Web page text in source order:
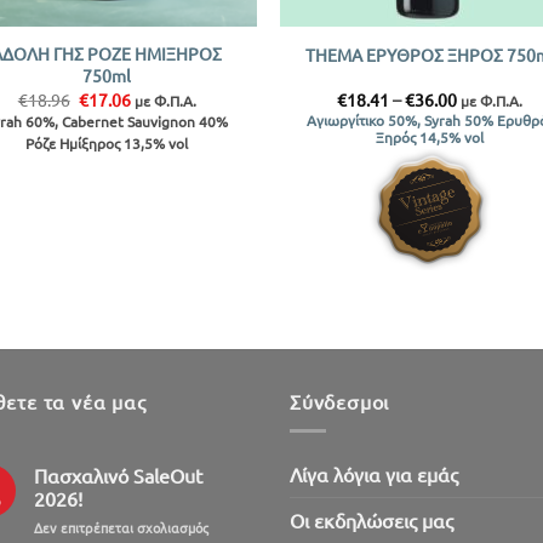
ΓΗΣ ΡΟΖΕ ΗΜΙΞΗΡΟΣ
750ml
€18.96 Original
price
was:
€18.96.
€17.06Η
τρέχουσα
τιμή
είναι:
με Φ.Π.Α.
60%, Cabernet Sauvignon 40%
Ρόζε Ημίξηρος 13,5% vol
THEMA ΕΡΥΘΡΟΣ ΞΗΡΟΣ
€18.41 –€36.00Price
range:
€18.41
through
€36.00
με Φ.Π.Α.
Αγιωργίτικο 50%, Syrah 50%
Ξηρός 14,5% vol
τα νέα μας
Πασχαλινό SaleOut
2026!
Δεν επιτρέπεται σχολιασμόςστο
Σύνδεσμοι
Λίγα λόγια για εμάς
Oι εκδηλώσεις μας